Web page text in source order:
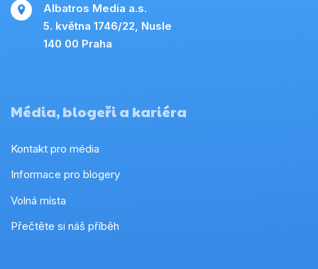
Albatros Media a.s.
5. května 1746/22, Nusle
140 00 Praha
Média, blogeři a kariéra
Kontakt pro média
Informace pro blogery
Volná místa
Přečtěte si náš příběh